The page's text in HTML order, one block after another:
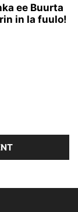
ee Buurta
in la fuulo!